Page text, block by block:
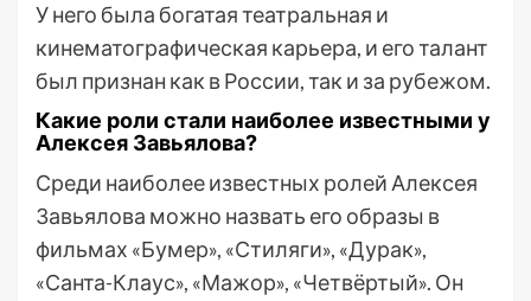
У него была богатая театральная и
кинематографическая карьера, и его талант
был признан как в России, так и за рубежом.
Какие роли стали наиболее известными у
Алексея Завьялова?
Среди наиболее известных ролей Алексея
Завьялова можно назвать его образы в
фильмах «Бумер», «Стиляги», «Дурак»,
«Санта-Клаус», «Мажор», «Четвёртый». Он